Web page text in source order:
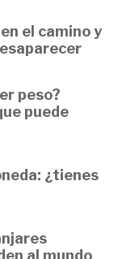
el camino y
peso?
puede
¿tienes